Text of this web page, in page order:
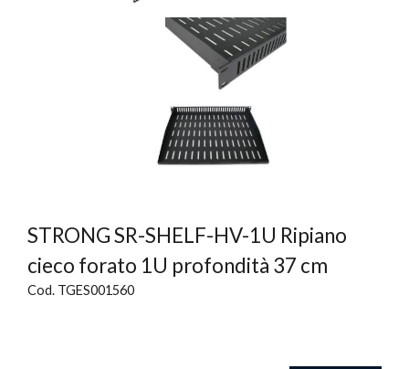
STRONG SR-SHELF-HV-1U Ripiano
cieco forato 1U profondità 37 cm
Cod. TGES001560